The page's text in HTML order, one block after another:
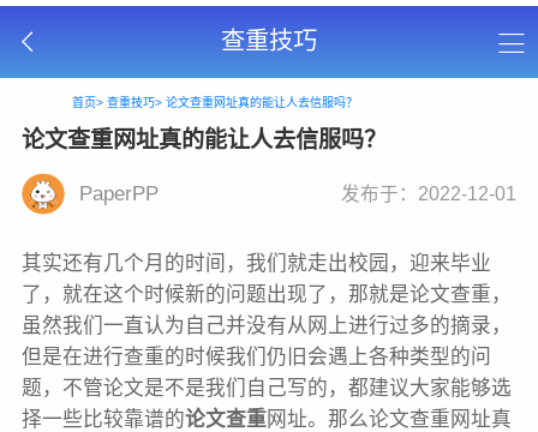
查重技巧
首页> 查重技巧> 论文查重网址真的能让人去信服吗？
论文查重网址真的能让人去信服吗？
PaperPP 发布于：2022-12-01
其实还有几个月的时间，我们就走出校园，迎来毕业
了，就在这个时候新的问题出现了，那就是论文查重，
虽然我们一直认为自己并没有从网上进行过多的摘录，
但是在进行查重的时候我们仍旧会遇上各种类型的问
题，不管论文是不是我们自己写的，都建议大家能够选
择一些比较靠谱的论文查重网址。那么论文查重网址真